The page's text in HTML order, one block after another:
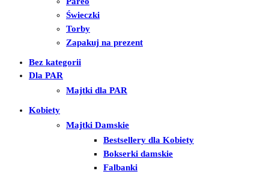
Świeczki
Torby
Zapakuj na prezent
Bez kategorii
Dla PAR
Majtki dla PAR
Kobiety
Majtki Damskie
Bestsellery dla Kobiety
Bokserki damskie
Falbanki